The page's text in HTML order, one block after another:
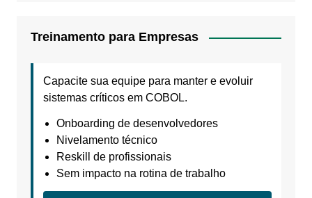
Treinamento para Empresas
Capacite sua equipe para manter e evoluir
sistemas críticos em COBOL.
Onboarding de desenvolvedores
Nivelamento técnico
Reskill de profissionais
Sem impacto na rotina de trabalho